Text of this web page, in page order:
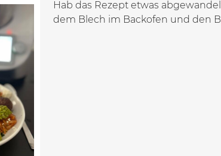
Hab das Rezept etwas
dem Blech im Backofen und den